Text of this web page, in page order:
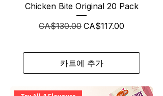
Chicken Bite Original 20 Pack
일반가
CA$130.00 할인가
CA$117.00
카트에 추가